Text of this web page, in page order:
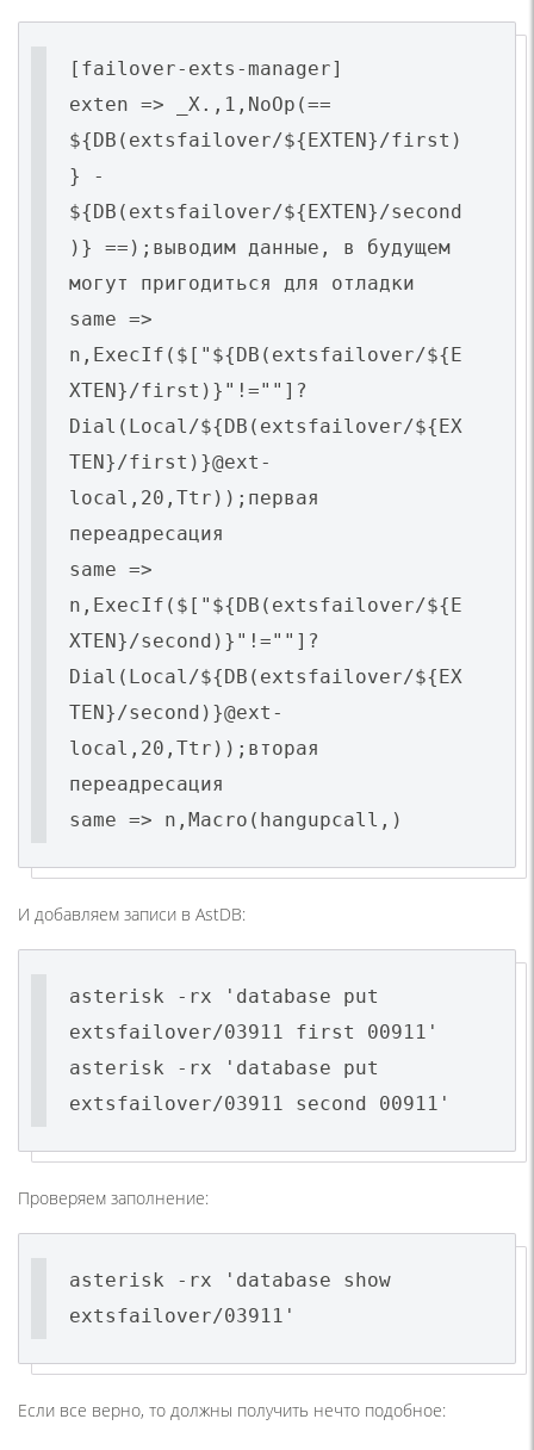
[failover-exts-manager]
exten => _X.,1,NoOp(==
${DB(extsfailover/${EXTEN}/first)
} -
${DB(extsfailover/${EXTEN}/second
)} ==);выводим данные, в будущем
могут пригодиться для отладки
same =>
n,ExecIf($["${DB(extsfailover/${E
XTEN}/first)}"!=""]?
Dial(Local/${DB(extsfailover/${EX
TEN}/first)}@ext-
local,20,Ttr));первая
переадресация
same =>
n,ExecIf($["${DB(extsfailover/${E
XTEN}/second)}"!=""]?
Dial(Local/${DB(extsfailover/${EX
TEN}/second)}@ext-
local,20,Ttr));вторая
переадресация
same => n,Macro(hangupcall,)
И добавляем записи в AstDB:
asterisk -rx 'database put
extsfailover/03911 first 00911'
asterisk -rx 'database put
extsfailover/03911 second 00911'
Проверяем заполнение:
asterisk -rx 'database show
extsfailover/03911'
Если все верно, то должны получить нечто подобное: